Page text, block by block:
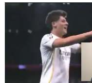
Más Videos
Próximo en 9
A la 1:00 p.m.
programan